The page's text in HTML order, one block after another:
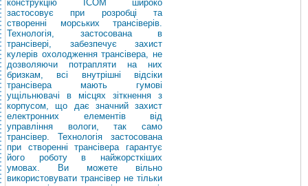
конструкцію ICOM широко
застосовує при розробці та
створенні морських трансіверів.
Технологія, застосована в
трансівері, забезпечує захист
кулерів охолодження трансівера, не
дозволяючи потрапляти на них
бризкам, всі внутрішні відсіки
трансівера мають гумові
ущільнювачі в місцях зіткнення з
корпусом, що дає значний захист
електронних елементів від
управління вологи, так само
трансівер. Технологія застосована
при створенні трансівера гарантує
його роботу в найжорсткіших
умовах. Ви можете вільно
використовувати трансівер не тільки